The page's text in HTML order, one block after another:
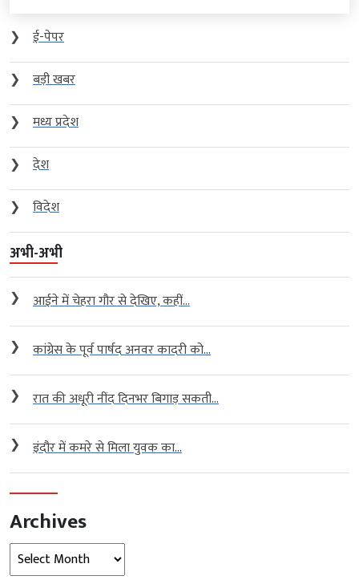
❯
ई-पेपर
❯
बड़ी खबर
❯
मध्य प्रदेश
❯
देश
❯
विदेश
अभी-अभी
❯ आईने में चेहरा गौर से देखिए, कहीं...
❯ कांग्रेस के पूर्व पार्षद अनवर कादरी को...
❯ रात की अधूरी नींद दिनभर बिगाड़ सकती...
❯ इंदौर में कमरे से मिला युवक का...
Archives
Archives